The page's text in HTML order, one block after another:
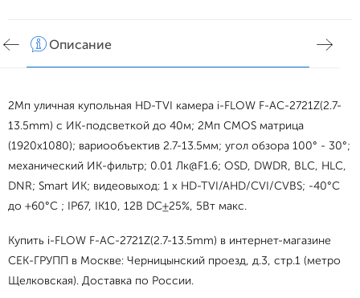
Описание
2Мп уличная купольная HD-TVI камера i-FLOW F-AC-2721Z(2.7-
13.5mm) с ИК-подсветкой до 40м; 2Мп CMOS матрица
(1920x1080); вариообъектив 2.7-13.5мм; угол обзора 100° - 30°;
механический ИК-фильтр; 0.01 Лк@F1.6; OSD, DWDR, BLC, HLC,
DNR; Smart ИК; видеовыход: 1 х HD-TVI/AHD/CVI/CVBS; -40°С
до +60°С ; IP67, IK10, 12В DC±25%, 5Вт макс.
Купить i-FLOW F-AC-2721Z(2.7-13.5mm) в интернет-магазине
СЕК-ГРУПП в Москве: Черницынский проезд, д.3, стр.1 (метро
Щелковская). Доставка по России.